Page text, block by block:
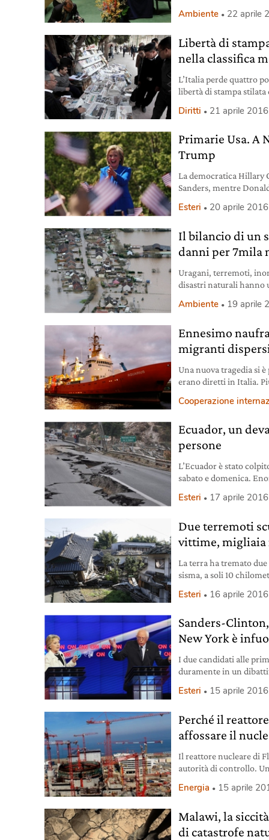
Ambiente 22 aprile
Libertà di
nella classifica
L’Italia perde quattro
libertà di stampa
Diritti 21 aprile 2016
Primarie Usa. A
Trump
La democratica Hillary
Sanders, mentre
Esteri 20 aprile 2016
Il bilancio di un
danni per
Uragani, terremoti,
disastri naturali hanno
Ambiente 19 aprile
Ennesimo
migranti
Una nuova tragedia si
erano diretti in Italia.
Cooperazione
Ecuador, un
persone
L’Ecuador è stato
sabato e domenica.
Esteri 17 aprile 2016
Due terremoti
vittime,
La terra ha tremato
sisma, a soli 10
Esteri 16 aprile 2016
Sanders-
New York è
I due candidati alle
duramente in un
Esteri 15 aprile 2016
Perché il
affossare il
Il reattore nucleare di
autorità di controllo.
Energia 15 aprile
Malawi, la
di catastrofe